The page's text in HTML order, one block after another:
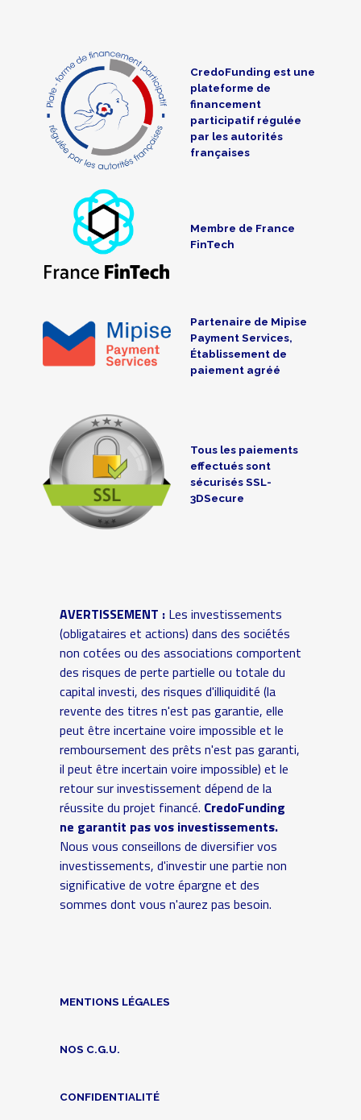
CredoFunding est une
plateforme de
financement
participatif régulée
par les autorités
françaises
Membre de France
FinTech
Partenaire de Mipise
Payment Services,
Établissement de
paiement agréé
Tous les paiements
effectués sont
sécurisés SSL-
3DSecure
AVERTISSEMENT :Les investissements
(obligataires et actions) dans des sociétés
non cotées ou des associations comportent
des risques de perte partielle ou totale du
capital investi, des risques d'illiquidité (la
revente des titres n'est pas garantie, elle
peut être incertaine voire impossible et le
remboursement des prêts n'est pas garanti,
il peut être incertain voire impossible) et le
retour sur investissement dépend de la
réussite du projet financé. CredoFunding
ne garantit pas vos investissements.
Nous vous conseillons de diversifier vos
investissements, d'investir une partie non
significative de votre épargne et des
sommes dont vous n'aurez pas besoin.
MENTIONS LÉGALES
NOS C.G.U.
CONFIDENTIALITÉ